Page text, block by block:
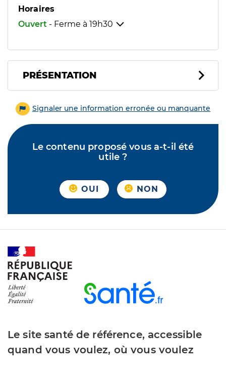
Horaires
Ouvert - Ferme à 19h30
PRÉSENTATION
Signaler une information erronée ou manquante
Le contenu proposé vous a-t-il été
utile ?
OUI NON
Le site santé de référence, accessible
quand vous voulez, où vous voulez